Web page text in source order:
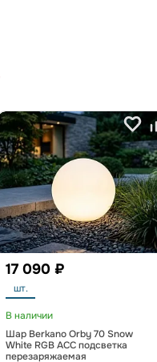
17 090 ₽
шт.
В наличии
Шар Berkano Orby 70 Snow
White RGB ACC подсветка
перезаряжаемая